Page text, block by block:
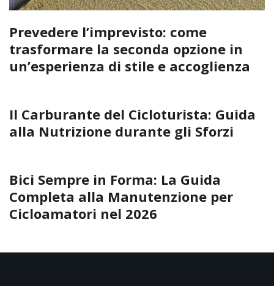
Prevedere l’imprevisto: come
trasformare la seconda opzione in
un’esperienza di stile e accoglienza
Il Carburante del Cicloturista: Guida
alla Nutrizione durante gli Sforzi
Bici Sempre in Forma: La Guida
Completa alla Manutenzione per
Cicloamatori nel 2026